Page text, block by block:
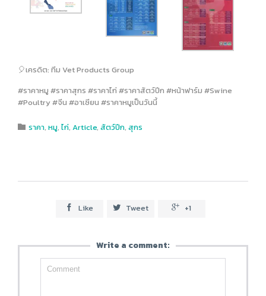
🎈เครดิต: ทีม Vet Products Group
#ราคาหมู #ราคาสุกร #ราคาไก่ #ราคาสัตว์ปีก #หน้าฟาร์ม #Swine
#Poultry #จีน #อาเซียน #ราคาหมูเป็นวันนี้
 Category
ราคา, หมู, ไก่, Article, สัตว์ปีก, สุกร
 Like  Tweet  +1
Write a comment: